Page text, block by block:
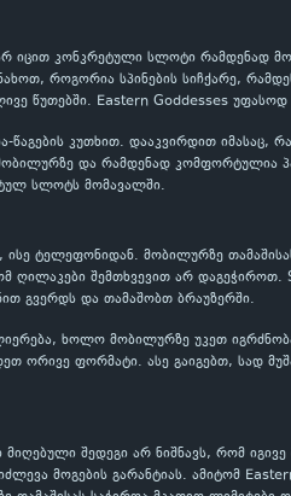
იცით კონკრეტული სლოტი
როგორია სპინების სიჩქარე,
წუთებში. Eastern Goddesses
კუთხით. დააკვირდით იმასაც,
და რამდენად კომფორტულია
სლოტს მომავალში.
ტელეფონიდან. მობილურზე
ღილაკები შემთხვევით არ
გვერდს და თამაშობთ ბრაუზერში.
ხოლო მობილურზე უკეთ
ორივე ფორმატი. ასე გაიგებთ, სად
შედეგი არ ნიშნავს, რომ
მოგების გარანტიას. ამიტომ